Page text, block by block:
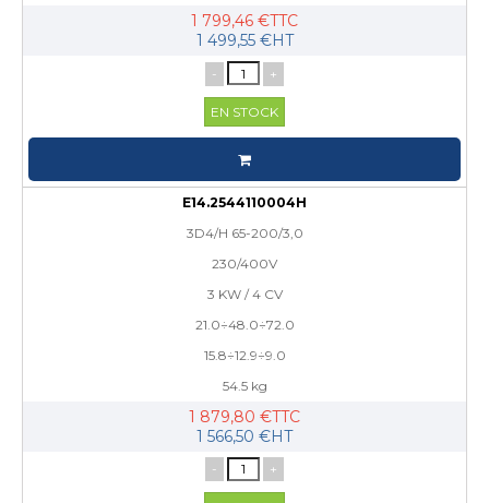
1 799,46 €TTC
1 499,55 €HT
- +
EN STOCK
E14.2544110004H
3D4/H 65-200/3,0
230/400V
3 KW / 4 CV
21.0÷48.0÷72.0
15.8÷12.9÷9.0
54.5 kg
1 879,80 €TTC
1 566,50 €HT
- +